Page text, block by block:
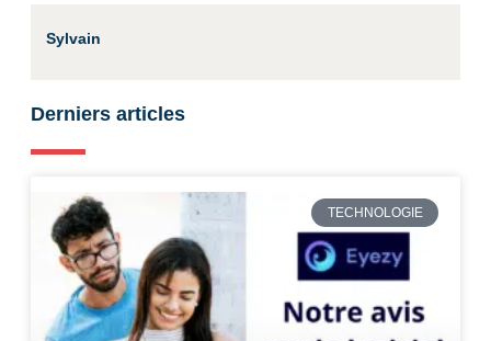
Sylvain
Derniers articles
TECHNOLOGIE